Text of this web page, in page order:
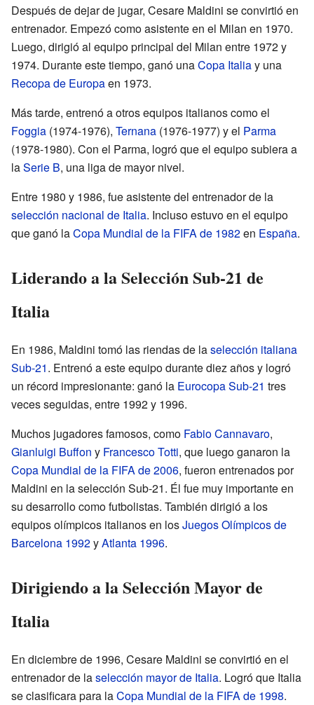
Después de dejar de jugar, Cesare Maldini se convirtió en
entrenador. Empezó como asistente en el Milan en 1970.
Luego, dirigió al equipo principal del Milan entre 1972 y
1974. Durante este tiempo, ganó unaCopa Italiay una
Recopa de Europaen 1973.
Más tarde, entrenó a otros equipos italianos como el
Foggia (1974-1976), Ternana (1976-1977) y el Parma
(1978-1980). Con el Parma, logró que el equipo subiera a
laSerie B, una liga de mayor nivel.
Entre 1980 y 1986, fue asistente del entrenador de la
selección nacional de Italia. Incluso estuvo en el equipo
que ganó laCopa Mundial de la FIFA de 1982en España.
Liderando a la Selección Sub-21 de
Italia
En 1986, Maldini tomó las riendas de laselección italiana
Sub-21. Entrenó a este equipo durante diez años y logró
un récord impresionante: ganó la Eurocopa Sub-21 tres
veces seguidas, entre 1992 y 1996.
Muchos jugadores famosos, como Fabio Cannavaro,
Gianluigi Buffon y Francesco Totti, que luego ganaron la
Copa Mundial de la FIFA de 2006, fueron entrenados por
Maldini en la selección Sub-21. Él fue muy importante en
su desarrollo como futbolistas. También dirigió a los
equipos olímpicos italianos en losJuegos Olímpicos de
Barcelona 1992yAtlanta 1996.
Dirigiendo a la Selección Mayor de
Italia
En diciembre de 1996, Cesare Maldini se convirtió en el
entrenador de laselección mayor de Italia. Logró que Italia
se clasificara para laCopa Mundial de la FIFA de 1998.